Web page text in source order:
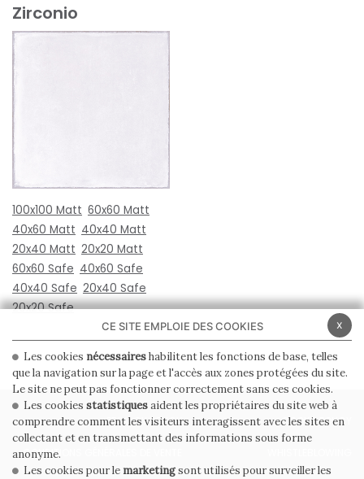
Zirconio
100x100 Matt 60x60 Matt
40x60 Matt 40x40 Matt
20x40 Matt 20x20 Matt
60x60 Safe 40x60 Safe
40x40 Safe 20x40 Safe
20x20 Safe
PRIVACY POLICY COOKIE POLICY
CONDITIONS GÉNÉRALES DE VENTE
x
CE SITE EMPLOIE DES COOKIES
Les cookies nécessaireshabilitent les fonctions de base, telles
que la navigation sur la page et l'accès aux zones protégées du site.
Le site ne peut pas fonctionner correctement sans ces cookies.
Les cookies statistiquesaident les propriétaires du site web à
comprendre comment les visiteurs interagissent avec les sites en
collectant et en transmettant des informations sous forme
anonyme.
Les cookies pour le marketingsont utilisés pour surveiller les